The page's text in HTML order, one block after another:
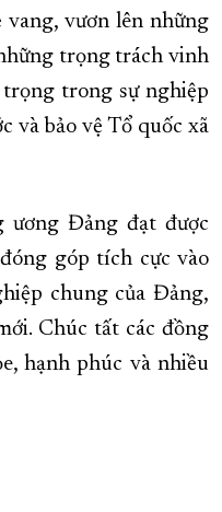
vươn lên những
trọng trách vinh
trong sự nghiệp
và bảo vệ Tổ quốc xã
ương Đảng đạt được
góp tích cực vào
chung của Đảng,
Chúc tất các đồng
hạnh phúc và nhiều